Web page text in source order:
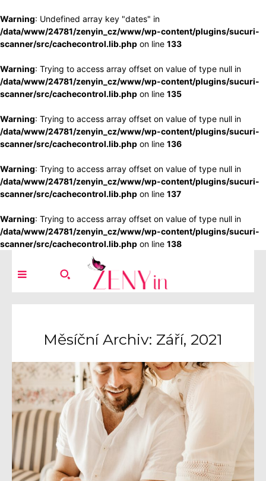
Warning: Undefined array key "dates" in
/data/www/24781/zenyin_cz/www/wp-content/plugins/sucuri-
scanner/src/cachecontrol.lib.php on line 133
Warning: Trying to access array offset on value of type null in
/data/www/24781/zenyin_cz/www/wp-content/plugins/sucuri-
scanner/src/cachecontrol.lib.php on line 135
Warning: Trying to access array offset on value of type null in
/data/www/24781/zenyin_cz/www/wp-content/plugins/sucuri-
scanner/src/cachecontrol.lib.php on line 136
Warning: Trying to access array offset on value of type null in
/data/www/24781/zenyin_cz/www/wp-content/plugins/sucuri-
scanner/src/cachecontrol.lib.php on line 137
Warning: Trying to access array offset on value of type null in
/data/www/24781/zenyin_cz/www/wp-content/plugins/sucuri-
scanner/src/cachecontrol.lib.php on line 138
Měsíční Archiv: Září, 2021